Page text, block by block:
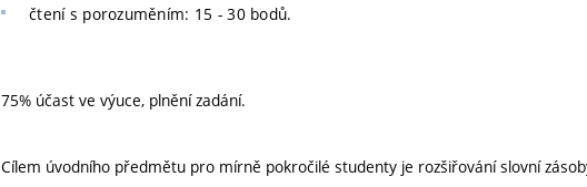
čtení s porozuměním: 15 - 30 bodů.
75% účast ve výuce, plnění zadání.
Cílem úvodního předmětu pro mírně pokročilé studenty je rozšiřování slovní